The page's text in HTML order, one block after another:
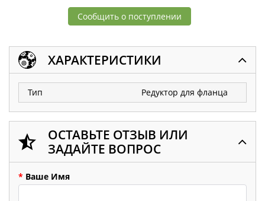
Сообщить о поступлении
ХАРАКТЕРИСТИКИ
Тип Редуктор для фланца
ОСТАВЬТЕ ОТЗЫВ ИЛИ
ЗАДАЙТЕ ВОПРОС
* Ваше Имя